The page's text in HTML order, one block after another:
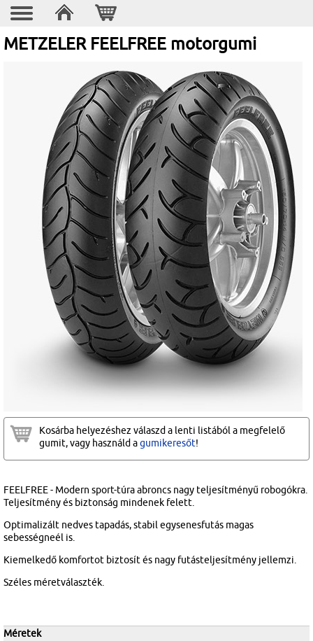
METZELER FEELFREE motorgumi
Kosárba helyezéshez válaszd a lenti listából a megfelelő
gumit, vagy használd agumikeresőt!
FEELFREE - Modern sport-túra abroncs nagy teljesítményű robogókra.
Teljesítmény és biztonság mindenek felett.
Optimalizált nedves tapadás, stabil egysenesfutás magas
sebességneél is.
Kiemelkedő komfortot biztosít és nagy futásteljesítmény jellemzi.
Széles méretválaszték.
Méretek